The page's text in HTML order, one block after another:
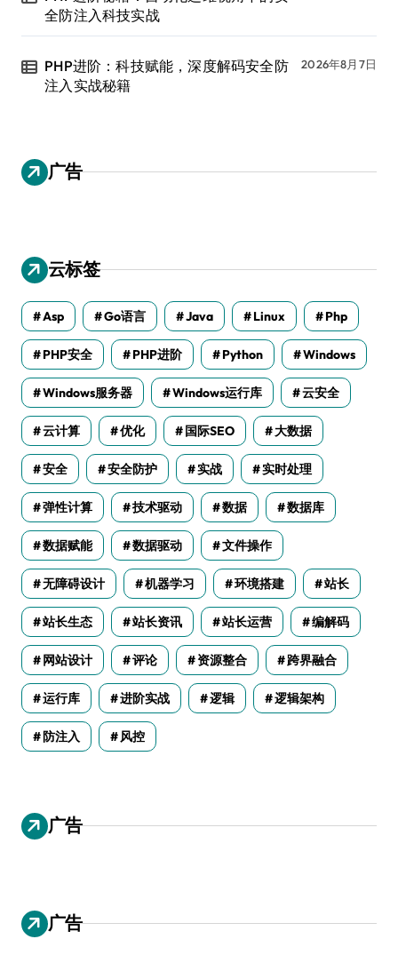
全防注入科技实战
PHP进阶：科技赋能，深度解码安全防
注入实战秘籍
2026年8月7日
广告
云标签
Asp Go语言 Java Linux Php
PHP安全 PHP进阶 Python Windows
Windows服务器 Windows运行库 云安全
云计算 优化 国际SEO 大数据
安全 安全防护 实战 实时处理
弹性计算 技术驱动 数据 数据库
数据赋能 数据驱动 文件操作
无障碍设计 机器学习 环境搭建 站长
站长生态 站长资讯 站长运营 编解码
网站设计 评论 资源整合 跨界融合
运行库 进阶实战 逻辑 逻辑架构
防注入 风控
广告
广告